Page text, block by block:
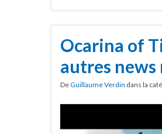
Ocarina of
autres news
DeGuillaume Verdin dans la